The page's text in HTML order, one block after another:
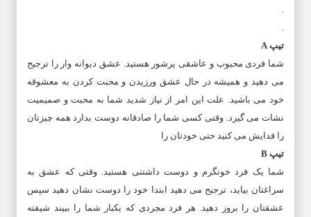
.
.
تیپ A
شما فردی محبوب و عاشقی پرشور هستید. عشق دیوانه وار را ترجیح
می دهید و همیشه در حال عشق ورزیدن و محبت کردن به معشوقه
خود می باشید. علت این امر از نیاز شدید شما به محبت و صمیمیت
نشات می گیرد. وقتی کسی شما را صادقانه دوست بدارد همه چیزتان
را فدایش می کنید حتی خودتان را
تیپ B
شما یک فرد خونگرم و دوست داشتنی هستید. وقتی که عشق به
سراغتان بیاید، ترجیح می دهید ابتدا خود را دوست نشان دهید سپس
عشقتان را بروز دهید. هر فرد مجردی که یکبار شما را ببیند شیفته